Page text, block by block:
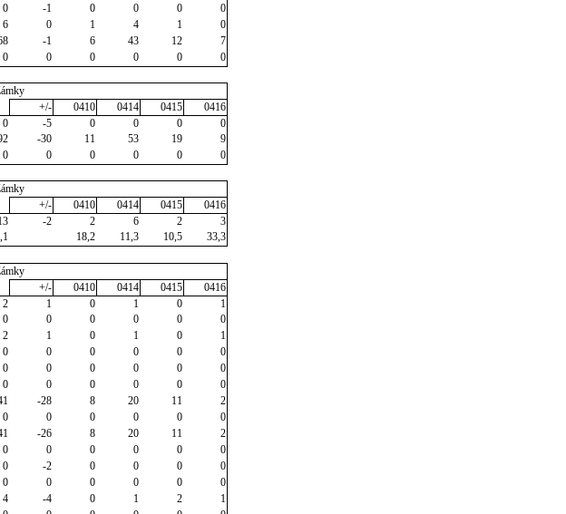
0 -1 0 0 0
0
6 0 1 4 1
0
-1 6 43 12
7
0 0 0 0 0
0
+/-
0410 0414 0415
0416
0 -5 0 0 0
0
-30 11 53 19
9
0 0 0 0 0
0
+/-
0410 0414 0415
0416
-2 2 6 2
3
18,2 11,3 10,5
33,3
+/-
0410 0414 0415
0416
2 1 0 1 0
1
0 0 0 0 0
0
2 1 0 1 0
1
0 0 0 0 0
0
0 0 0 0 0
0
0 0 0 0 0
0
-28 8 20 11
2
0 0 0 0 0
0
-26 8 20 11
2
0 0 0 0 0
0
0 -2 0 0 0
0
0 0 0 0 0
0
4 -4 0 1 2
1